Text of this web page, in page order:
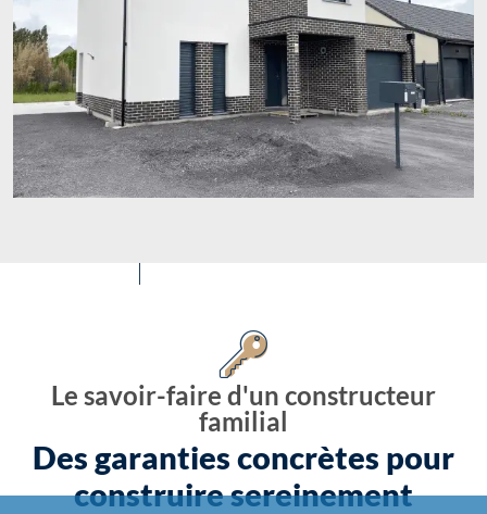
Le savoir-faire d'un constructeur
familial
Des garanties concrètes pour
construire sereinement